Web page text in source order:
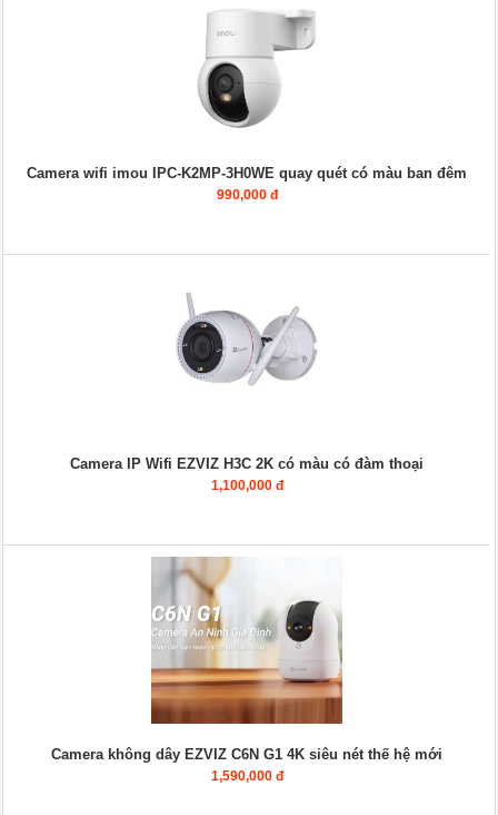
Camera wifi imou IPC-K2MP-3H0WE quay quét có màu ban đêm
990,000 đ
Camera IP Wifi EZVIZ H3C 2K có màu có đàm thoại
1,100,000 đ
Camera không dây EZVIZ C6N G1 4K siêu nét thế hệ mới
1,590,000 đ